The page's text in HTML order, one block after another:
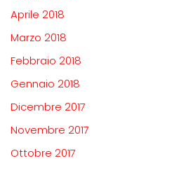
Aprile 2018
Marzo 2018
Febbraio 2018
Gennaio 2018
Dicembre 2017
Novembre 2017
Ottobre 2017